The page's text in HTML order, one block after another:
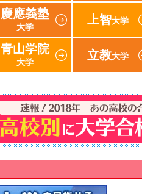
慶應義塾
大学
上智大学
青山学院
大学
立教大学